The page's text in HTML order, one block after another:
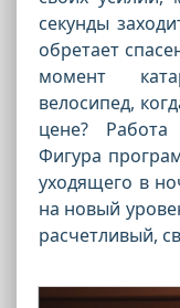
секунды
обретает
момент
велосипед,
цене? Работа
Фигура
уходящего в
на новый
расчетливый,